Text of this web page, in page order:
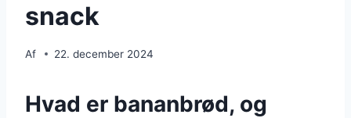
snack
Af 22. december 2024
Hvad er bananbrød, og